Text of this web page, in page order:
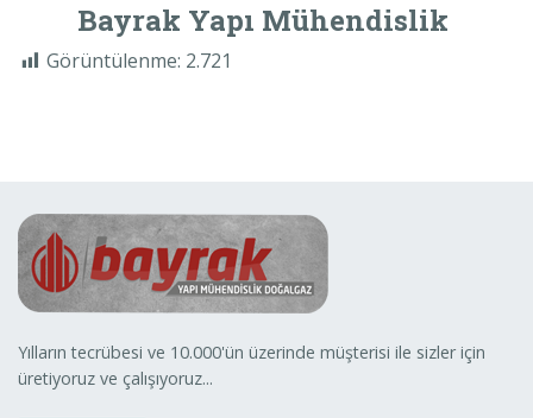
Bayrak Yapı Mühendislik
Görüntülenme: 2.721
Yılların tecrübesi ve 10.000'ün üzerinde müşterisi ile sizler için
üretiyoruz ve çalışıyoruz...